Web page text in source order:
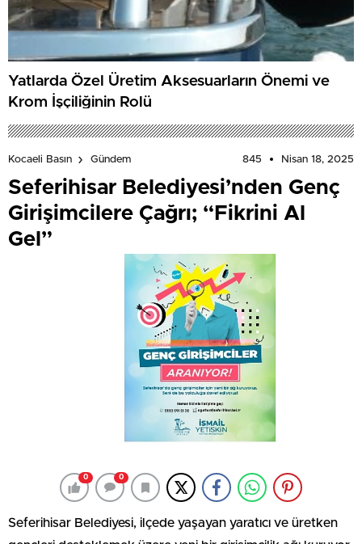
Yatlarda Özel Üretim Aksesuarların Önemi ve
Krom İşçiliğinin Rolü
Kocaeli Basın Gündem 845 Nisan 18, 2025
Seferihisar Belediyesi’nden Genç
Girişimcilere Çağrı; “Fikrini Al
Gel”
0 0
Seferihisar Belediyesi, ilçede yaşayan yaratıcı ve üretken